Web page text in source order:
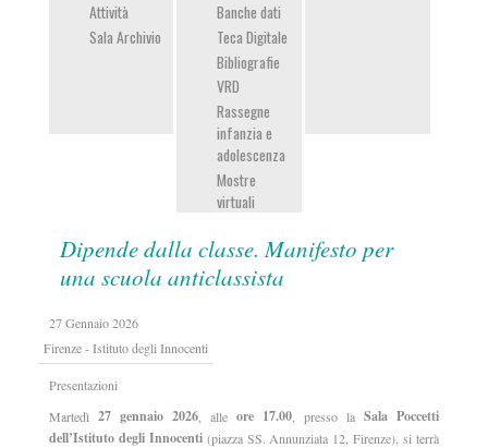
Attività
Sala Archivio
Banche dati
Teca Digitale
Bibliografie
VRD
Rassegne
infanzia e
adolescenza
Mostre
virtuali
Dipende dalla classe. Manifesto per
una scuola anticlassista
27 Gennaio 2026
Firenze - Istituto degli Innocenti
Presentazioni
Martedì 27 gennaio 2026, alle ore 17.00 , presso laSala Poccetti
dell’Istituto degli Innocenti(piazza SS. Annunziata 12, Firenze), si terrà